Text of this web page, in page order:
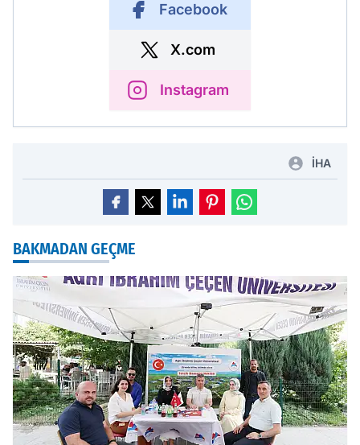
Facebook
X.com
Instagram
İHA
BAKMADAN GEÇME